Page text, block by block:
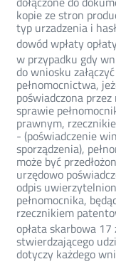
kopie ze stron
typ urzadzenia i
dowód wpłaty
w przypadku gdy
do wniosku
pełnomocnictwa,
poświadczona
sprawie
prawnym,
- (poświadczenie
sporządzenia),
może być
urzędowo
odpis
pełnomocnika,
rzecznikiem
opłata skarbowa 17
stwierdzającego
dotyczy każdego